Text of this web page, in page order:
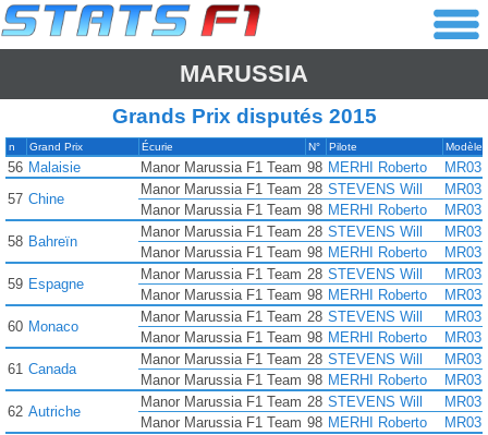
MARUSSIA
Grands Prix disputés 2015
n Grand Prix Écurie N° Pilote Modèle
56 Malaisie Manor Marussia F1 Team 98 MERHI Roberto
57 Chine
Manor Marussia F1 Team 28 STEVENS Will
Manor Marussia F1 Team 98 MERHI Roberto
58 Bahreïn
Manor Marussia F1 Team 28 STEVENS Will
Manor Marussia F1 Team 98 MERHI Roberto
59 Espagne
Manor Marussia F1 Team 28 STEVENS Will
Manor Marussia F1 Team 98 MERHI Roberto
60 Monaco
Manor Marussia F1 Team 28 STEVENS Will
Manor Marussia F1 Team 98 MERHI Roberto
61 Canada
Manor Marussia F1 Team 28 STEVENS Will
Manor Marussia F1 Team 98 MERHI Roberto
62 Autriche
Manor Marussia F1 Team 28 STEVENS Will
Manor Marussia F1 Team 98 MERHI Roberto